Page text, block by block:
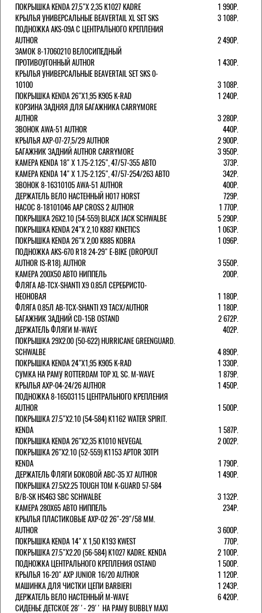
ПОКРЫШКА KENDA 27,5"Х 2,35 K1027 KADRE
1 990Р.
КРЫЛЬЯ УНИВЕРСАЛЬНЫЕ BEAVERTAIL XL SET SKS
3 108Р.
ПОДНОЖКА AKS-09A C ЦЕНТРАЛЬНОГО КРЕПЛЕНИЯ
AUTHOR
2 490Р.
ЗАМОК 8-17060210 ВЕЛОСИПЕДНЫЙ
ПРОТИВОУГОННЫЙ AUTHOR
1 430Р.
КРЫЛЬЯ УНИВЕРСАЛЬНЫЕ BEAVERTAIL SET SKS 0-
10100
3 108Р.
ПОКРЫШКА KENDA 26"Х1,95 K905 K-RAD
1 240Р.
КОРЗИНА ЗАДНЯЯ ДЛЯ БАГАЖНИКА CARRYMORE
AUTHOR
3 280Р.
ЗВОНОК AWA-51 AUTHOR
440Р.
КРЫЛЬЯ AXP-07-27,5/29 AUTHOR
2 900Р.
БАГАЖНИК ЗАДНИЙ AUTHOR CARRYMORE
3 950Р.
КАМЕРА KENDA 18" Х 1.75-2.125", 47/57-355 АВТО
373Р.
КАМЕРА KENDA 14" Х 1.75-2.125", 47/57-254/263 АВТО
342Р.
ЗВОНОК 8-16310105 AWA-51 AUTHOR
400Р.
ДЕРЖАТЕЛЬ ВЕЛО НАСТЕННЫЙ H017 HORST
729Р.
НАСОС 8-18101046 AAP CROSS 2 AUTHOR
1 770Р.
ПОКРЫШКА 26X2.10 (54-559) BLACK JACK SCHWALBE
5 290Р.
ПОКРЫШКА KENDA 24"Х 2,10 K887 KINETICS
1 063Р.
ПОКРЫШКА KENDA 26"Х 2,00 K885 KOBRA
1 096Р.
ПОДНОЖКА AKS-670 R18 24-29" E-BIKE (DROPOUT
AUTHOR IS-R18). AUTHOR
3 550Р.
КАМЕРА 200Х50 АВТО НИППЕЛЬ
200Р.
ФЛЯГА AB-TCX-SHANTI X9 0.85Л СЕРЕБРИСТО-
НЕОНОВАЯ
1 180Р.
ФЛЯГА 0.85Л AB-TCX-SHANTI X9 TACX/AUTHOR
1 180Р.
БАГАЖНИК ЗАДНИЙ CD-15B OSTAND
2 672Р.
ДЕРЖАТЕЛЬ ФЛЯГИ M-WAVE
402Р.
ПОКРЫШКА 29X2.00 (50-622) HURRICANE GREENGUARD.
SCHWALBE
4 890Р.
ПОКРЫШКА KENDA 24"Х1,95 K905 K-RAD
1 330Р.
СУМКА НА РАМУ ROTTERDAM TOP XL SC. M-WAVE
1 879Р.
КРЫЛЬЯ AXP-04-24/26 AUTHOR
1 450Р.
ПОДНОЖКА 8-16503115 ЦЕНТРАЛЬНОГО КРЕПЛЕНИЯ
AUTHOR
1 500Р.
ПОКРЫШКА 27.5"Х2.10 (54-584) K1162 WATER SPIRIT.
KENDA
1 587Р.
ПОКРЫШКА KENDA 26"Х2,35 K1010 NEVEGAL
2 002Р.
ПОКРЫШКА 26"Х2.10 (52-559) K1153 APTOR 30TPI
KENDA
1 790Р.
ДЕРЖАТЕЛЬ ФЛЯГИ БОКОВОЙ ABC-35 X7 AUTHOR
1 490Р.
ПОКРЫШКА 27.5X2.25 TOUGH TOM K-GUARD 57-584
B/B-SK HS463 SBC SCHWALBE
3 132Р.
КАМЕРА 280Х65 АВТО НИППЕЛЬ
234Р.
КРЫЛЬЯ ПЛАСТИКОВЫЕ AXP-02 26"-29"/58 ММ.
AUTHOR
3 600Р.
ПОКРЫШКА KENDA 14" Х 1,50 K193 KWEST
770Р.
ПОКРЫШКА 27.5"Х2.20 (56-584) K1027 KADRE. KENDA
2 100Р.
ПОДНОЖКА ЦЕНТРАЛЬНОГО КРЕПЛЕНИЯ OSTAND
1 500Р.
КРЫЛЬЯ 16-20" AXP JUNIOR 16/20 AUTHOR
1 120Р.
МАШИНКА ДЛЯ ЧИСТКИ ЦЕПИ BARBIERI
1 243Р.
ДЕРЖАТЕЛЬ ВЕЛО НАСТЕННЫЙ M-WAVE
6 420Р.
СИДЕНЬЕ ДЕТСКОЕ 28''- 29'' НА РАМУ BUBBLY MAXI